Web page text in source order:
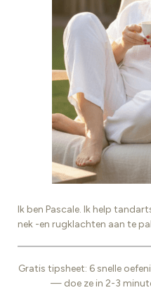
Ik ben Pascale. Ik help
nek -en rugklachten aan te
Gratis tipsheet: 6 snelle
— doe ze in 2-3